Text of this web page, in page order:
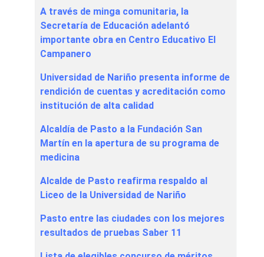
A través de minga comunitaria, la
Secretaría de Educación adelantó
importante obra en Centro Educativo El
Campanero
Universidad de Nariño presenta informe de
rendición de cuentas y acreditación como
institución de alta calidad
Alcaldía de Pasto a la Fundación San
Martín en la apertura de su programa de
medicina
Alcalde de Pasto reafirma respaldo al
Liceo de la Universidad de Nariño
Pasto entre las ciudades con los mejores
resultados de pruebas Saber 11